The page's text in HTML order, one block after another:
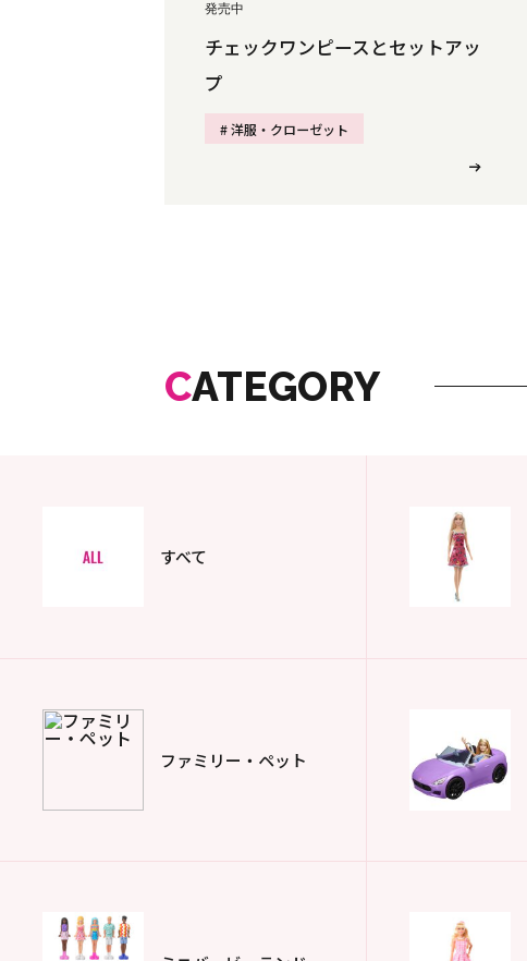
発売中
チェックワンピースとセットアッ
プ
# 洋服・クローゼット
CATEGORY
すべて
ファミリー・ ペット